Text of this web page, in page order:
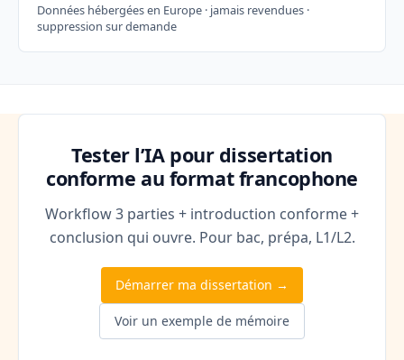
Données hébergées en Europe · jamais revendues ·
suppression sur demande
Tester l’IA pour dissertation
conforme au format francophone
Workflow 3 parties + introduction conforme +
conclusion qui ouvre. Pour bac, prépa, L1/L2.
Démarrer ma dissertation →
Voir un exemple de mémoire